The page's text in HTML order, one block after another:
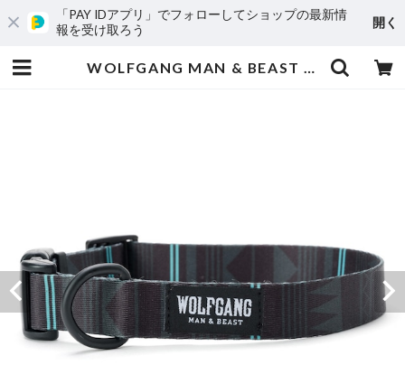
「PAY IDアプリ」でフォローしてショップの最新情
報を受け取ろう
開く
WOLFGANG MAN & BEAST /NightOwl COLLAR ( M size ) | dogtown.store